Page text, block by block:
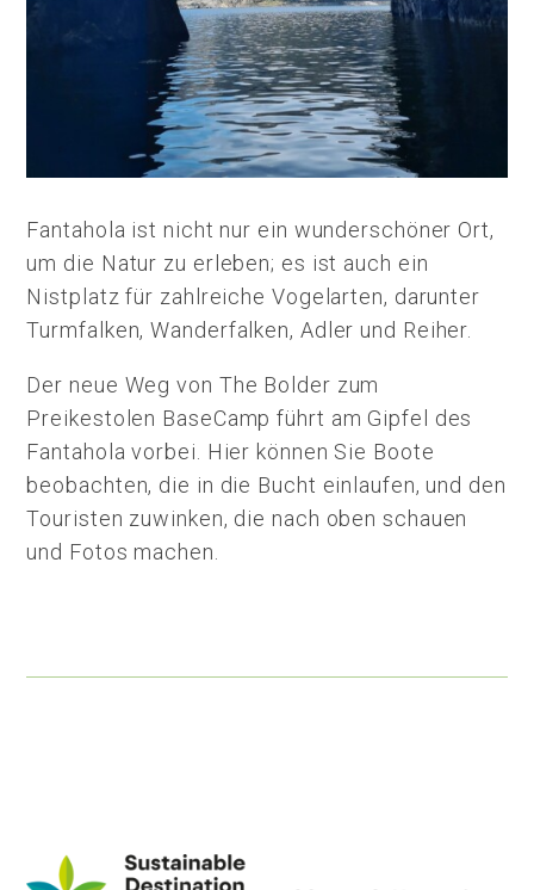
Fantahola ist nicht nur ein wunderschöner Ort,
um die Natur zu erleben; es ist auch ein
Nistplatz für zahlreiche Vogelarten, darunter
Turmfalken, Wanderfalken, Adler und Reiher.
Der neue Weg von The Bolder zum
Preikestolen BaseCamp führt am Gipfel des
Fantahola vorbei. Hier können Sie Boote
beobachten, die in die Bucht einlaufen, und den
Touristen zuwinken, die nach oben schauen
und Fotos machen.